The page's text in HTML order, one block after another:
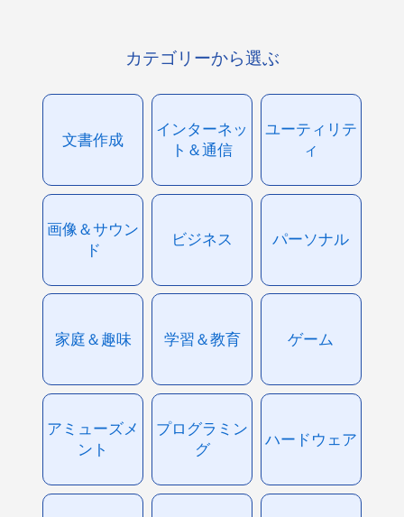
カテゴリーから選ぶ
文書作成
インターネッ
ト＆通信
ユーティリテ
ィ
画像＆サウン
ド
ビジネス パーソナル
家庭＆趣味 学習＆教育 ゲーム
アミューズメ
ント
プログラミン
グ
ハードウェア